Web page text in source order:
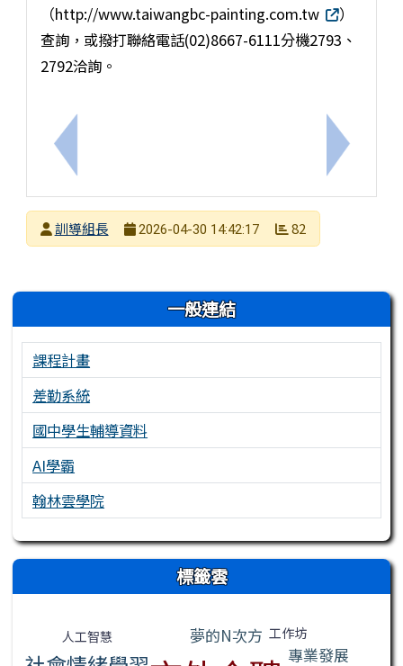
上一筆：2026年「【武營大圖鑑】管風琴密碼」
（http://www.taiwangbc-painting.com.tw
）
查詢，或撥打聯絡電話(02)8667-6111分機2793、
2792洽詢。
下一筆：
發布者
訓導組長
2026-04-30 14:42:17 82
左邊區域內容 一般連結
課程計畫
差勤系統
國中學生輔導資料
AI學霸
翰林雲學院
右邊區域內容 標籤雲
人工智慧 夢的N次方 工作坊
專業發展